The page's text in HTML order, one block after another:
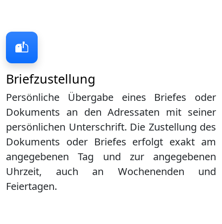
Briefzustellung
Persönliche Übergabe eines Briefes oder
Dokuments an den Adressaten mit seiner
persönlichen Unterschrift. Die Zustellung des
Dokuments oder Briefes erfolgt exakt am
angegebenen Tag und zur angegebenen
Uhrzeit, auch an Wochenenden und
Feiertagen.